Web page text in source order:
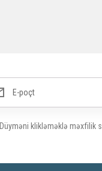
Düyməni klikləməklə məxfilik